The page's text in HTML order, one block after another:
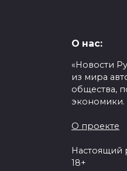
О нас:
«Новости
из мира
общества,
экономики.
О проекте
Настоящий
18+